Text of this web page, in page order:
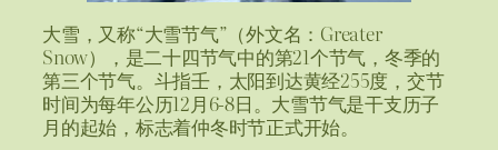
大雪，又称“大雪节气”（外文名：Greater
Snow），是二十四节气中的第21个节气，冬季的
第三个节气。斗指壬，太阳到达黄经255度，交节
时间为每年公历12月6-8日。大雪节气是干支历子
月的起始，标志着仲冬时节正式开始。